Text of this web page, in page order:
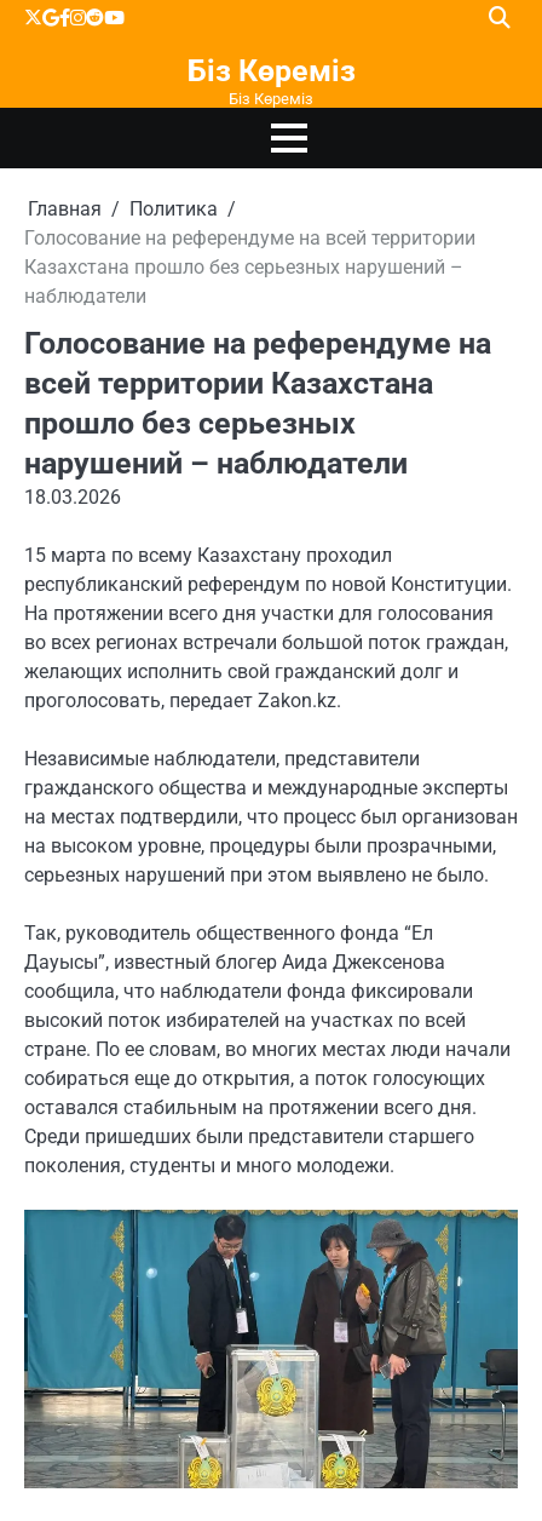
Перейти
X google
facebook
instagram
reddityoutube
Біз Көреміз
Біз Көреміз
Главная
Политика
Голосование на референдуме на всей территории
Казахстана прошло без серьезных нарушений –
наблюдатели
Голосование на референдуме на
всей территории Казахстана
прошло без серьезных
нарушений – наблюдатели
18.03.2026
15 марта по всему Казахстану проходил
республиканский референдум по новой Конституции.
На протяжении всего дня участки для голосования
во всех регионах встречали большой поток граждан,
желающих исполнить свой гражданский долг и
проголосовать, передает Zakon.kz.
Независимые наблюдатели, представители
гражданского общества и международные эксперты
на местах подтвердили, что процесс был организован
на высоком уровне, процедуры были прозрачными,
серьезных нарушений при этом выявлено не было.
Так, руководитель общественного фонда “Ел
Дауысы”, известный блогер Аида Джексенова
сообщила, что наблюдатели фонда фиксировали
высокий поток избирателей на участках по всей
стране. По ее словам, во многих местах люди начали
собираться еще до открытия, а поток голосующих
оставался стабильным на протяжении всего дня.
Среди пришедших были представители старшего
поколения, студенты и много молодежи.